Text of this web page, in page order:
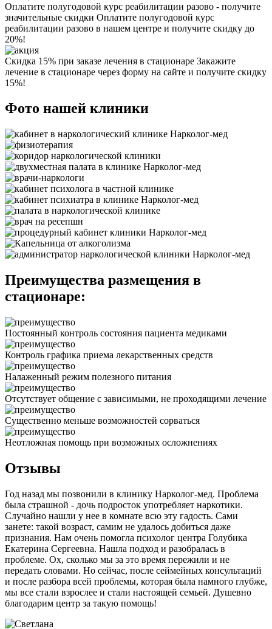
Оплатите полугодовой курс реабилитации разово - получите
значительные скидки Оплатите полугодовой курс
реабилитации разово в нашем центре и получите скидку до
20%!
Скидка 15% при заказе лечения в стационаре Закажите
лечение в стационаре через форму на сайте и получите скидку
15%!
Фото нашей клиники
Преимущества размещения в
стационаре:
Постоянный контроль состояния пациента медиками
Контроль графика приема лекарственных средств
Налаженный режим полезного питания
Отсутствует общение с зависимыми, не проходящими лечение
Существенно меньше возможностей сорваться
Неотложная помощь при возможных осложнениях
Отзывы
Год назад мы позвонили в клинику Нарколог-мед. Проблема
была страшной - дочь подросток употребляет наркотики.
Случайно нашли у нее в комнате всю эту гадость. Сами
занете: такой возраст, самим не удалось добиться даже
признания. Нам очень помогла психолог центра Голубика
Екатерина Сергеевна. Нашла подход и разобралась в
проблеме. Ох, сколько мы за это время пережили и не
передать словами. Но сейчас, после сеймейных консультаций
и после разбора всей проблемы, которая была намного глубже,
мы все стали взрослее и стали настоящей семьей. Душевно
благодарим центр за такую помощь!